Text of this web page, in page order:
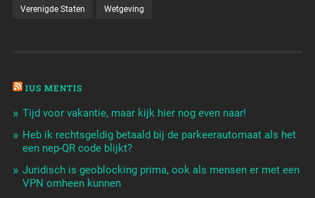
Verenigde Staten Wetgeving
IUS MENTIS
Tijd voor vakantie, maar kijk hier nog even naar!
Heb ik rechtsgeldig betaald bij de parkeerautomaat als het
een nep-QR code blijkt?
Juridisch is geoblocking prima, ook als mensen er met een
VPN omheen kunnen